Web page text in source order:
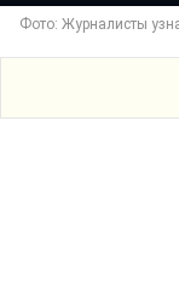
Фото: Журналисты